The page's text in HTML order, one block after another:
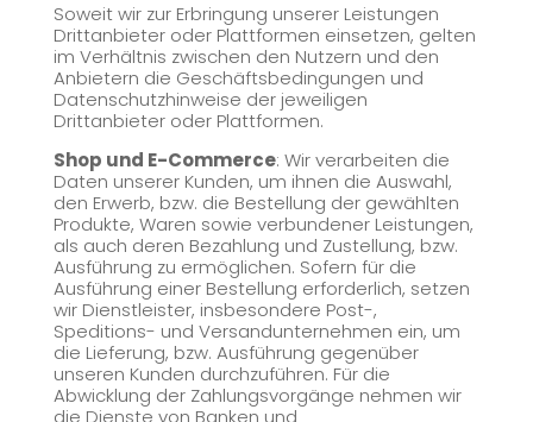
Soweit wir zur Erbringung unserer Leistungen
Drittanbieter oder Plattformen einsetzen, gelten
im Verhältnis zwischen den Nutzern und den
Anbietern die Geschäftsbedingungen und
Datenschutzhinweise der jeweiligen
Drittanbieter oder Plattformen.
Shop und E-Commerce: Wir verarbeiten die
Daten unserer Kunden, um ihnen die Auswahl,
den Erwerb, bzw. die Bestellung der gewählten
Produkte, Waren sowie verbundener Leistungen,
als auch deren Bezahlung und Zustellung, bzw.
Ausführung zu ermöglichen. Sofern für die
Ausführung einer Bestellung erforderlich, setzen
wir Dienstleister, insbesondere Post-,
Speditions- und Versandunternehmen ein, um
die Lieferung, bzw. Ausführung gegenüber
unseren Kunden durchzuführen. Für die
Abwicklung der Zahlungsvorgänge nehmen wir
die Dienste von Banken und